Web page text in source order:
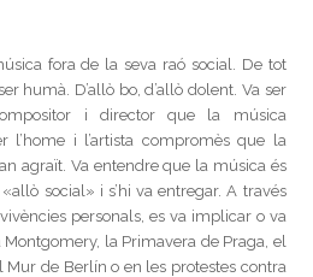
fora de la seva raó social. De tot
humà. D’allò bo, d’allò dolent. Va ser
i director que la música
l’home i l’artista compromès que la
agraït. Va entendre que la música és
social» i s’hi va entregar. A través
personals, es va implicar o va
la Primavera de Praga, el
de Berlín o en les protestes contra